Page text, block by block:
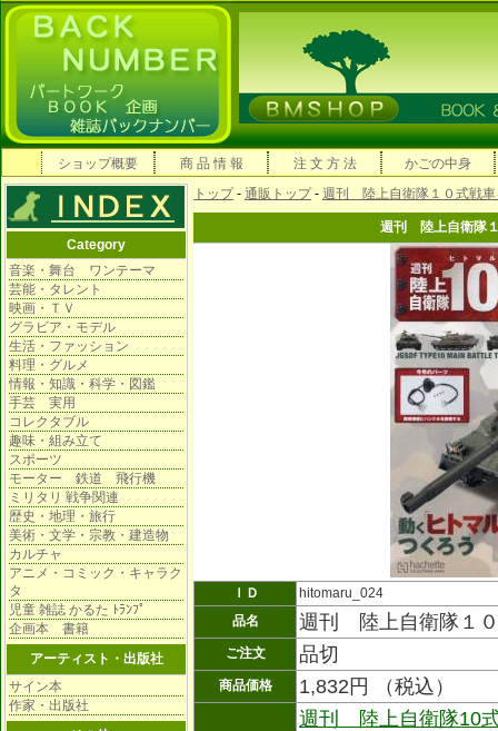
ショップ概要 商 品 情 報 注 文 方 法 かごの中身
Category
音楽・舞台 ワンテーマ
芸能・タレント
映画・ＴＶ
グラビア・モデル
生活・ファッション
料理・グルメ
情報・知識・科学・図鑑
手芸 実用
コレクタブル
趣味・組み立て
スポーツ
モーター 鉄道 飛行機
ミリタリ 戦争関連
歴史・地理・旅行
美術・文学・宗教・建造物
カルチャ
アニメ・コミック・キャラク
タ
児童 雑誌 かるた ﾄﾗﾝﾌﾟ
企画本 書籍
アーティスト・出版社
サイン本
作家・出版社
トップ- 通販トップ- 週刊 陸上自衛隊１０式戦車
週刊 陸上自衛隊
ＩＤ
hitomaru_024
品名
週刊 陸上自衛隊１
ご注文 品切
商品価格 1,832円 （税込）
週刊 陸上自衛隊10